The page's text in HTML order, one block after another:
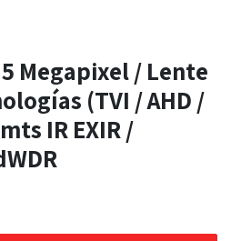
Megapixel / Lente
(TVI / AHD /
IR EXIR /